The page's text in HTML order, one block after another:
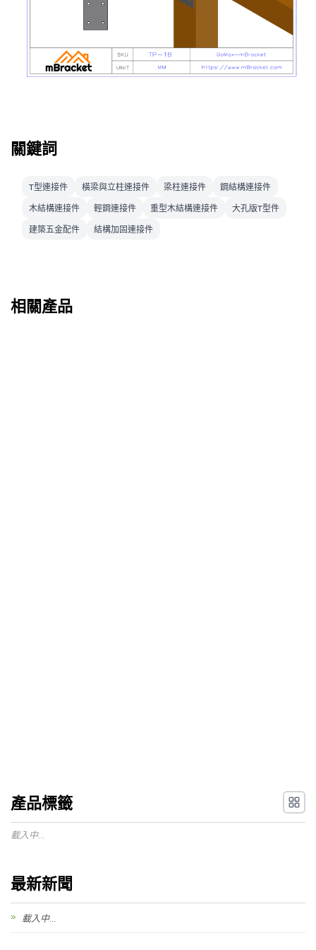
關鍵詞
T型連接件 橫梁與立柱連接件 梁柱連接件
鋼結構連接件
木結構連接件
輕鋼連接件 重型木結構連接件
大孔版T型件
建築五金配件
結構加固連接件
相關產品
產品標籤
載入中...
最新新聞
載入中...